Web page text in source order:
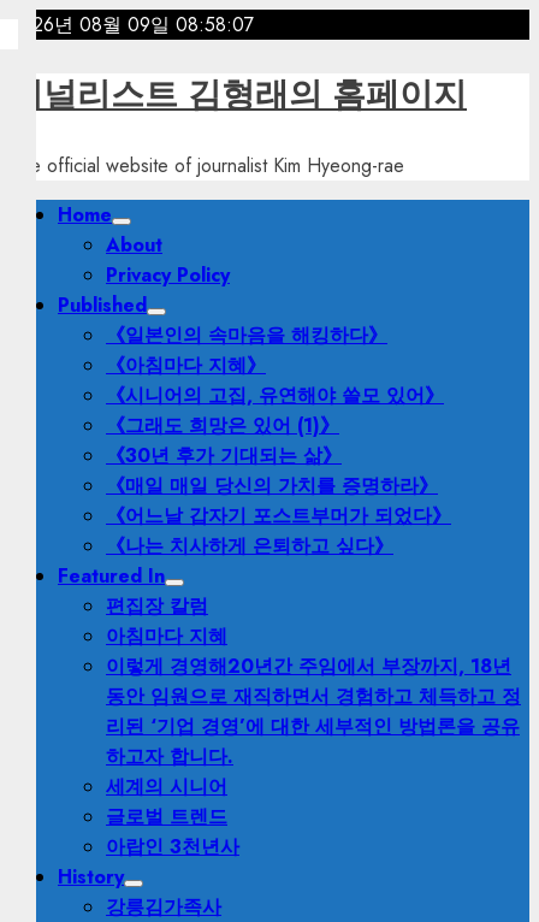
Skip
content
2026년 08월 09일 08:58:09
저널리스트 김형래의 홈페이지
The official website of journalist Kim Hyeong-rae
PrimaryHome
About
Privacy Policy
Published
《일본인의 속마음을 해킹하다》
《아침마다 지혜》
《시니어의 고집, 유연해야 쓸모 있어》
《그래도 희망은 있어 (1)》
《30년 후가 기대되는 삶》
《매일 매일 당신의 가치를 증명하라》
《어느날 갑자기 포스트부머가 되었다》
《나는 치사하게 은퇴하고 싶다》
Featured In
편집장 칼럼
아침마다 지혜
이렇게 경영해20년간 주임에서 부장까지, 18년
동안 임원으로 재직하면서 경험하고 체득하고 정
리된 ‘기업 경영’에 대한 세부적인 방법론을 공유
하고자 합니다.
세계의 시니어
글로벌 트렌드
아랍인 3천년사
History
강릉김가족사